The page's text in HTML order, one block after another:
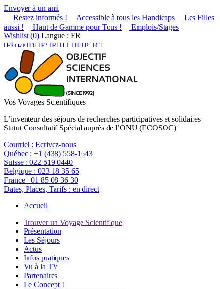
Envoyer à un ami
Restez informés !
Accessible à tous les Handicaps
Les Filles
aussi !
Haut de Gamme pour Tous !
Emplois/Stages
Wishlist (0) Langue : FR
Vos Voyages Scientifiques
L’inventeur des séjours de recherches participatives et solidaires
Statut Consultatif Spécial auprès de l’ONU (ECOSOC)
Courriel : Ecrivez-nous
Québec : +1 (438) 558-1643
Suisse : 022 519 0440
Belgique : 023 18 35 65
France : 01 85 08 36 30
Dates, Places, Tarifs : en direct
Accueil
Trouver un Voyage Scientifique
Présentation
Les Séjours
Actus
Infos pratiques
Vu à la TV
Partenaires
Le Concept !